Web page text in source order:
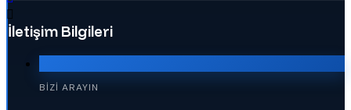
İletişim Bilgileri
BIZI ARAYIN